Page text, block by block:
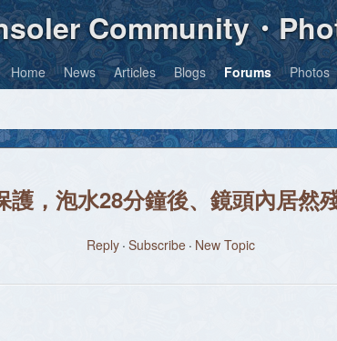
Community・
Home News Articles Blogs Forums Photos
，泡水28分鐘後、鏡頭內居然
Reply Subscribe New Topic